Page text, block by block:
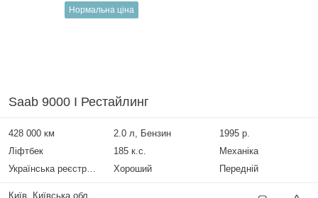
Нормальна ціна
Saab 9000 I Рестайлинг
428 000 км 2.0 л, Бензин
1995 р.
Ліфтбек
185 к.с.
Механіка
Українська реєстрація
Хороший Передній
Київ, Київська обл.